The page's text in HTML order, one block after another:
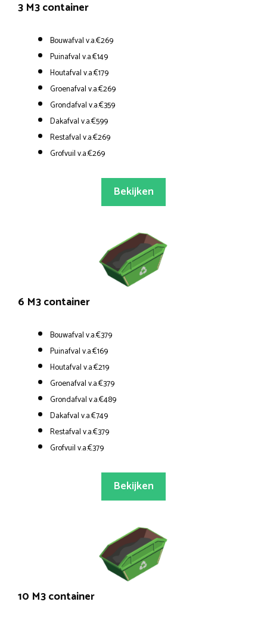
3 M3 container
Bouwafval v.a.€269
Puinafval v.a.€149
Houtafval v.a.€179
Groenafval v.a.€269
Grondafval v.a.€359
Dakafval v.a.€599
Restafval v.a.€269
Grofvuil v.a.€269
Bekijken
6 M3 container
Bouwafval v.a.€379
Puinafval v.a.€169
Houtafval v.a.€219
Groenafval v.a.€379
Grondafval v.a.€489
Dakafval v.a.€749
Restafval v.a.€379
Grofvuil v.a.€379
Bekijken
10 M3 container